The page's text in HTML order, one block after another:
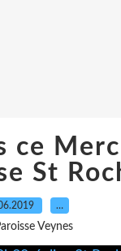
ce
St
…
Veynes